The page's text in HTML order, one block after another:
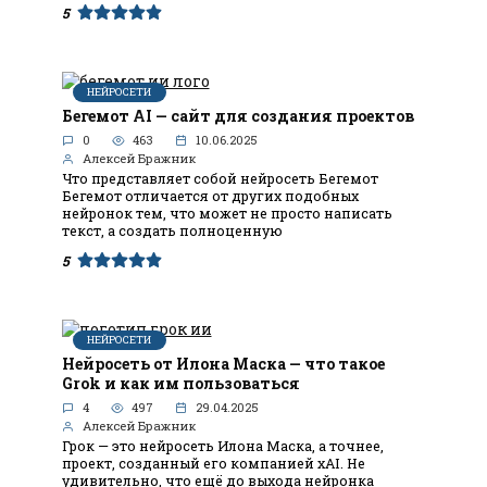
5
НЕЙРОСЕТИ
Бегемот AI — сайт для создания проектов
0 463
10.06.2025
Алексей Бражник
Что представляет собой нейросеть Бегемот
Бегемот отличается от других подобных
нейронок тем, что может не просто написать
текст, а создать полноценную
5
НЕЙРОСЕТИ
Нейросеть от Илона Маска — что такое
Grok и как им пользоваться
4 497
29.04.2025
Алексей Бражник
Грок — это нейросеть Илона Маска, а точнее,
проект, созданный его компанией xAI. Не
удивительно, что ещё до выхода нейронка